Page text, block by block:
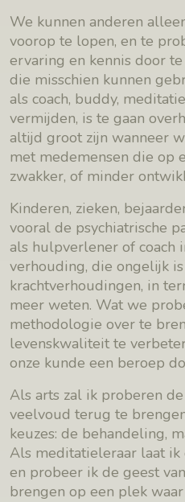
We kunnen anderen
voorop te lopen, en te
ervaring en kennis door
die misschien kunnen
als coach, buddy,
vermijden, is te gaan
altijd groot zijn wanneer
met medemensen die op
zwakker, of minder
Kinderen, zieken,
vooral de psychiatrische
als hulpverlener of coach
verhouding, die ongelijk
krachtverhoudingen, in
meer weten. Wat we
methodologie over te
levenskwaliteit te
onze kunde een beroep
Als arts zal ik proberen
veelvoud terug te
keuzes: de behandeling,
Als meditatieleraar laat ik
en probeer ik de geest
brengen op een plek